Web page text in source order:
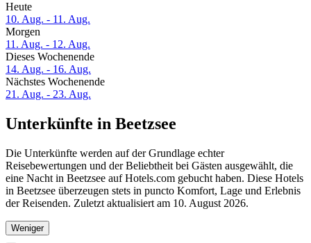
Heute
10. Aug. - 11. Aug.
Morgen
11. Aug. - 12. Aug.
Dieses Wochenende
14. Aug. - 16. Aug.
Nächstes Wochenende
21. Aug. - 23. Aug.
Unterkünfte in Beetzsee
Die Unterkünfte werden auf der Grundlage echter
Reisebewertungen und der Beliebtheit bei Gästen ausgewählt, die
eine Nacht in Beetzsee auf Hotels.com gebucht haben. Diese Hotels
in Beetzsee überzeugen stets in puncto Komfort, Lage und Erlebnis
der Reisenden. Zuletzt aktualisiert am 10. August 2026.
Weniger